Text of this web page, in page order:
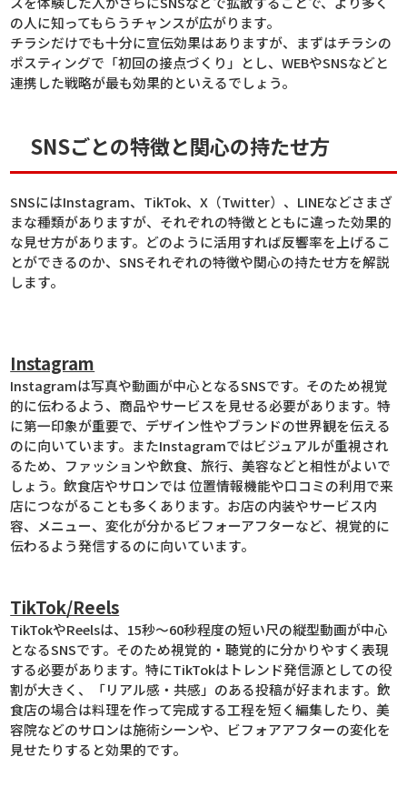
の人に知ってもらうチャンスが広がります。
チラシだけでも十分に宣伝効果はありますが、まずはチラシの
ポスティングで「初回の接点づくり」とし、WEBやSNSなどと
連携した戦略が最も効果的といえるでしょう。
SNSごとの特徴と関心の持たせ方
SNSにはInstagram、TikTok、X（Twitter）、LINEなどさまざ
まな種類がありますが、それぞれの特徴とともに違った効果的
な見せ方があります。どのように活用すれば反響率を上げるこ
とができるのか、SNSそれぞれの特徴や関心の持たせ方を解説
します。
Instagram
Instagramは写真や動画が中心となるSNSです。そのため視覚
的に伝わるよう、商品やサービスを見せる必要があります。特
に第一印象が重要で、デザイン性やブランドの世界観を伝える
のに向いています。またInstagramではビジュアルが重視され
るため、ファッションや飲食、旅行、美容などと相性がよいで
しょう。飲食店やサロンでは 位置情報機能や口コミの利用で来
店につながることも多くあります。お店の内装やサービス内
容、メニュー、変化が分かるビフォーアフターなど、視覚的に
伝わるよう発信するのに向いています。
TikTok/Reels
TikTokやReelsは、15秒〜60秒程度の短い尺の縦型動画が中心
となるSNSです。そのため視覚的・聴覚的に分かりやすく表現
する必要があります。特にTikTokはトレンド発信源としての役
割が大きく、「リアル感・共感」のある投稿が好まれます。飲
食店の場合は料理を作って完成する工程を短く編集したり、美
容院などのサロンは施術シーンや、ビフォアアフターの変化を
見せたりすると効果的です。